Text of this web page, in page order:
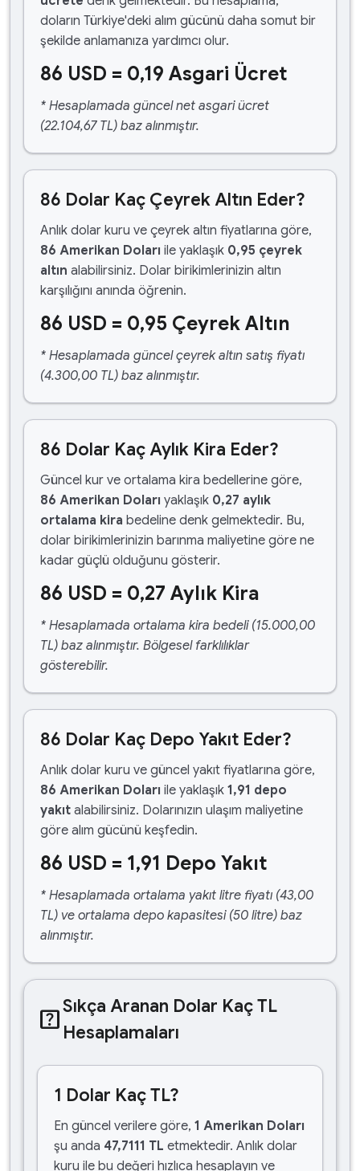
doların Türkiye'deki alım gücünü daha somut bir
şekilde anlamanıza yardımcı olur.
86 USD = 0,19 Asgari Ücret
* Hesaplamada güncel net asgari ücret
(22.104,67 TL) baz alınmıştır.
86 Dolar Kaç Çeyrek Altın Eder?
Anlık dolar kuru ve çeyrek altın fiyatlarına göre,
86 Amerikan Doları ile yaklaşık 0,95 çeyrek
altın alabilirsiniz. Dolar birikimlerinizin altın
karşılığını anında öğrenin.
86 USD = 0,95 Çeyrek Altın
* Hesaplamada güncel çeyrek altın satış fiyatı
(4.300,00 TL) baz alınmıştır.
86 Dolar Kaç Aylık Kira Eder?
Güncel kur ve ortalama kira bedellerine göre,
86 Amerikan Doları yaklaşık 0,27 aylık
ortalama kira bedeline denk gelmektedir. Bu,
dolar birikimlerinizin barınma maliyetine göre ne
kadar güçlü olduğunu gösterir.
86 USD = 0,27 Aylık Kira
* Hesaplamada ortalama kira bedeli (15.000,00
TL) baz alınmıştır. Bölgesel farklılıklar
gösterebilir.
86 Dolar Kaç Depo Yakıt Eder?
Anlık dolar kuru ve güncel yakıt fiyatlarına göre,
86 Amerikan Doları ile yaklaşık 1,91 depo
yakıt alabilirsiniz. Dolarınızın ulaşım maliyetine
göre alım gücünü keşfedin.
86 USD = 1,91 Depo Yakıt
* Hesaplamada ortalama yakıt litre fiyatı (43,00
TL) ve ortalama depo kapasitesi (50 litre) baz
alınmıştır.
help_centerSıkça Aranan Dolar Kaç TL
Hesaplamaları
1 Dolar Kaç TL?
En güncel verilere göre, 1 Amerikan Doları
şu anda 47,7111 TL etmektedir. Anlık dolar
kuru ile bu değeri hızlıca hesaplayın ve